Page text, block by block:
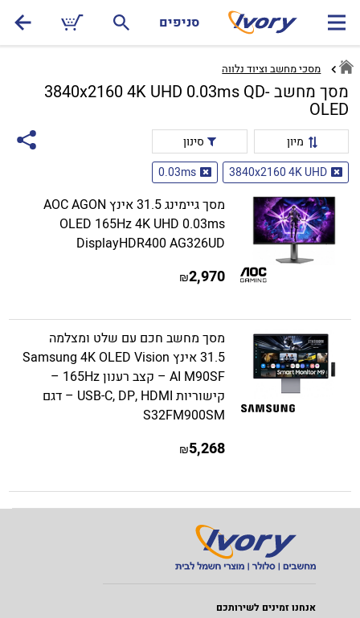
סניפים
מסכי מחשב וציוד נלווה
מסך מחשב 3840x2160 4K UHD 0.03ms QD-
OLED
מיון
סינון
3840x2160 4K UHD
0.03ms
מסך גיימינג 31.5 אינץ AOC AGON
OLED 165Hz 4K UHD 0.03ms
DisplayHDR400 AG326UD
2,970
₪
מסך מחשב חכם עם שלט ומצלמה
31.5 אינץ Samsung 4K OLED Vision
AI M90SF – קצב רענון 165Hz –
קישוריות USB-C, DP, HDMI – דגם
S32FM900SM
5,268
₪
אנחנו זמינים לשירותכם